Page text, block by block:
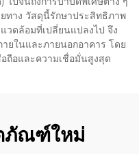
ทาง วัสดุนี้รักษาประสิทธิภาพ
วดล้อมที่เปลี่ยนแปลงไป จึง
ยในและภายนอกอาคาร โดย
ถือและความเชื่อมั่นสูงสุด
ภัณฑ์ใหม่